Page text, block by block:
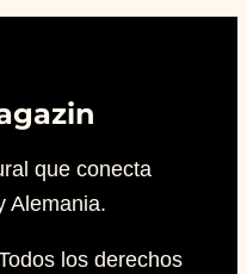
que conecta
Alemania.
los derechos